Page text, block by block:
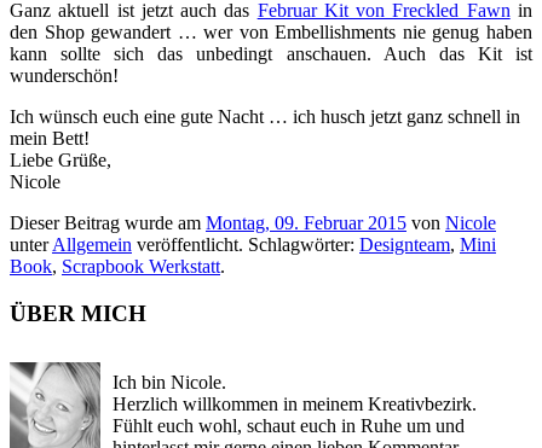
Ganz aktuell ist jetzt auch das Februar Kit von Freckled Fawn in
den Shop gewandert … wer von Embellishments nie genug haben
kann sollte sich das unbedingt anschauen. Auch das Kit ist
wunderschön!
Ich wünsch euch eine gute Nacht … ich husch jetzt ganz schnell in
mein Bett!
Liebe Grüße,
Nicole
Dieser Beitrag wurde am Montag, 09. Februar 2015 von Nicole
unterAllgemein veröffentlicht. Schlagwörter: Designteam, Mini
Book, Scrapbook Werkstatt.
ÜBER MICH
Ich bin Nicole.
Herzlich willkommen in meinem Kreativbezirk.
Fühlt euch wohl, schaut euch in Ruhe um und